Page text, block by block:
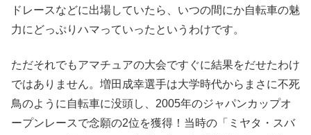
ドレースなどに出場していたら、いつの間にか自転車の魅
力にどっぷりハマっていったというわけです。
ただそれでもアマチュアの大会ですぐに結果をだせたわけ
ではありません。増田成幸選手は大学時代からまさに不死
鳥のように自転車に没頭し、2005年のジャパンカップオ
ープンレースで念願の2位を獲得！当時の「ミヤタ・スバ